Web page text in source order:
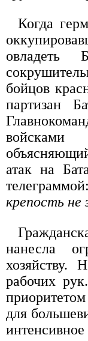
Когда
овладеть
бойцов
партизан
войсками
атак на
крепость не
нанесла
хозяйству.
рабочих
для